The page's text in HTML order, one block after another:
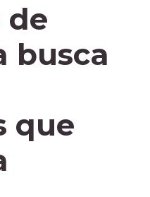
de
busca
que